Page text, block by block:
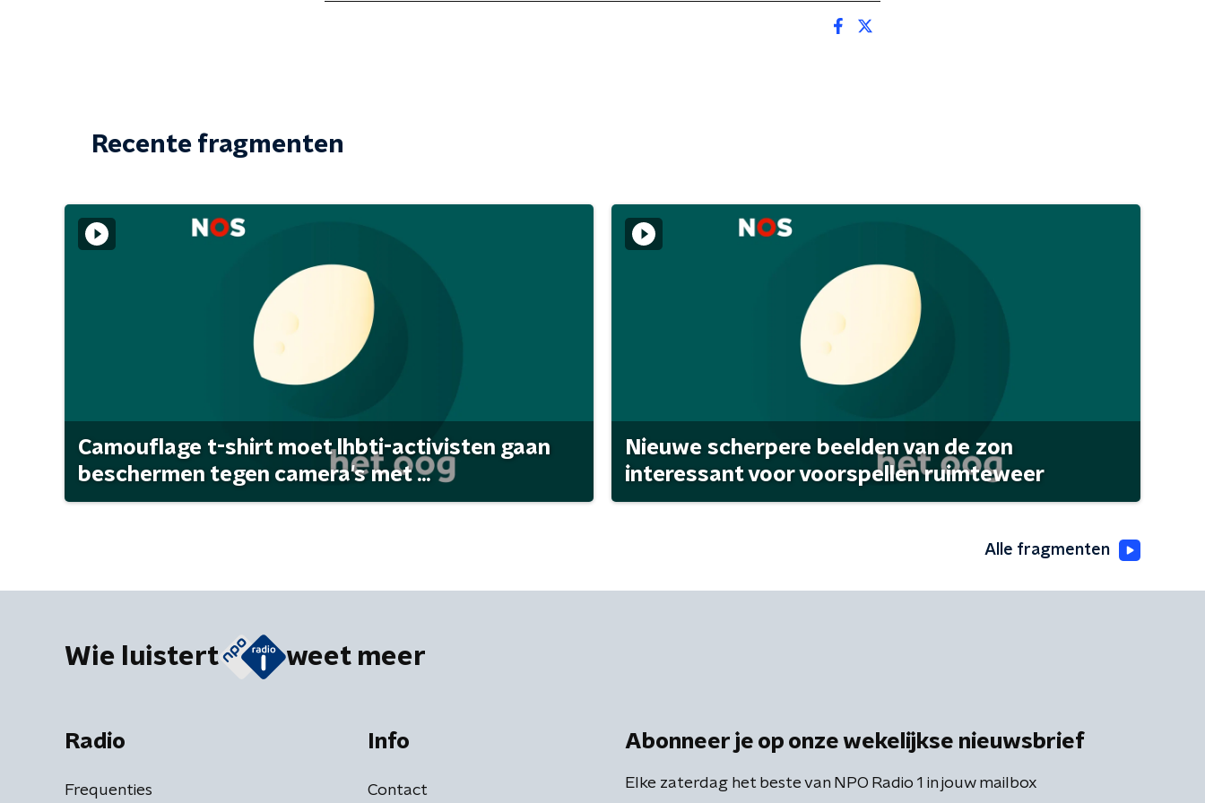
Recente fragmenten
Camouflage t-shirt moet lhbti-activisten gaan
beschermen tegen camera's met ...
Nieuwe scherpere beelden van de zon
interessant voor voorspellen ruimteweer
Alle fragmenten
Wie luistert weet meer
Radio
Frequenties
Info
Contact
Abonneer je op onze wekelijkse nieuwsbrief
Elke zaterdag het beste van NPO Radio 1 in jouw mailbox